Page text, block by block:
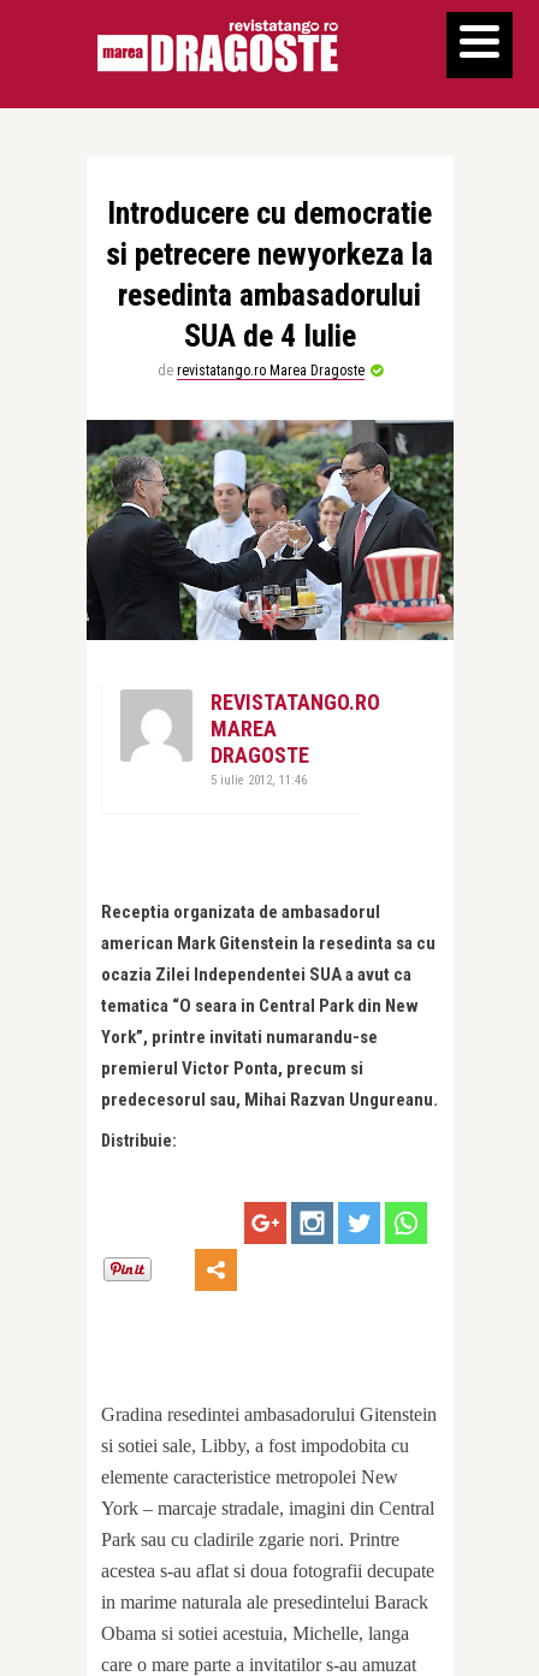
Introducere cu democratie
si petrecere newyorkeza la
resedinta ambasadorului
SUA de 4 Iulie
de revistatango.ro Marea Dragoste
REVISTATANGO.RO
MAREA
DRAGOSTE
5 iulie 2012, 11:46
Receptia organizata de ambasadorul
american Mark Gitenstein la resedinta sa cu
ocazia Zilei Independentei SUA a avut ca
tematica “O seara in Central Park din New
York”, printre invitati numarandu-se
premierul Victor Ponta, precum si
predecesorul sau, Mihai Razvan Ungureanu.
Distribuie:
Gradina resedintei ambasadorului Gitenstein
si sotiei sale, Libby, a fost impodobita cu
elemente caracteristice metropolei New
York – marcaje stradale, imagini din Central
Park sau cu cladirile zgarie nori. Printre
acestea s-au aflat si doua fotografii decupate
in marime naturala ale presedintelui Barack
Obama si sotiei acestuia, Michelle, langa
care o mare parte a invitatilor s-au amuzat